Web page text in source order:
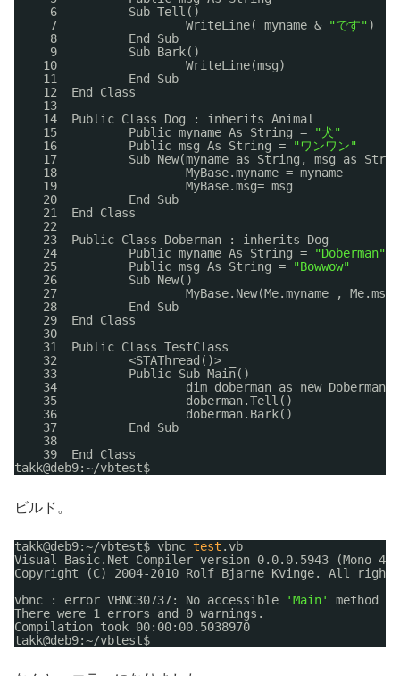
6          Sub Tell()
7                  WriteLine( myname & "です")
8          End Sub
9          Sub Bark()
10                  WriteLine(msg)
11          End Sub
12  End Class
13
14  Public Class Dog : inherits Animal
15          Public myname As String =
"犬"
16          Public msg As String =
"ワンワン"
17          Sub New(myname as String, msg as
18                  MyBase.myname = myname
19                  MyBase.msg= msg
20          End Sub
21  End Class
22
23  Public Class Doberman : inherits Dog
24          Public myname As String =
"Doberman"
25          Public msg As String =
"Bowwow"
26          Sub New()
27                  MyBase.New(Me.myname , Me.msg)
28          End Sub
29  End Class
30
31  Public Class TestClass
32          <STAThread()> _
33          Public Sub Main()
34                  dim doberman as new Doberman()
35                  doberman.Tell()
36                  doberman.Bark()
37          End Sub
38
39  End Class
takk@deb9:~/vbtest$
ビルド。
takk@deb9:~/vbtest$ vbnc test .vb
Visual Basic.Net Compiler version 0.0.0.5943 (Mono
Copyright (C) 2004-2010 Rolf Bjarne Kvinge. All
vbnc : error VBNC30737: No accessible
'Main'
method
There were 1 errors and 0 warnings.
Compilation took 00:00:00.5038970
takk@deb9:~/vbtest$